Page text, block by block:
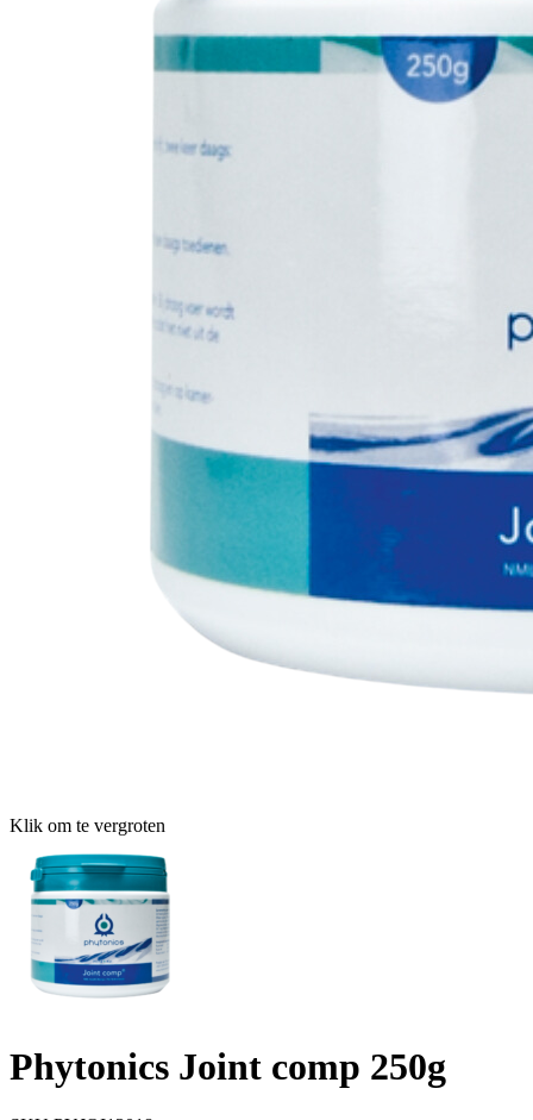
Klik om te vergroten
Phytonics Joint comp 250g